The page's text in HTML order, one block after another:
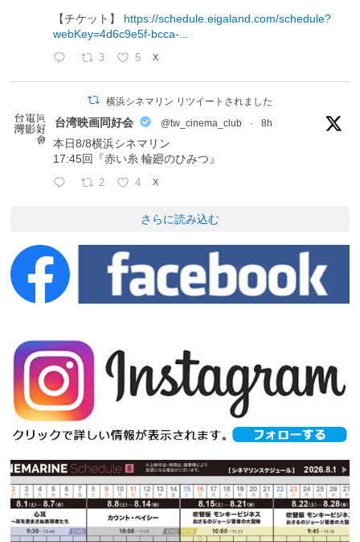
【チケット】 https://schedule.eigaland.com/schedule?
webKey=4d6c9e5f-bcca-...
3 5 X
横浜シネマリン リツイートされました
台湾映画同好会 @tw_cinema_club · 8h
本日8/8横浜シネマリン
17:45回『赤い糸 輪廻のひみつ』
2 4 X
さらに読み込む